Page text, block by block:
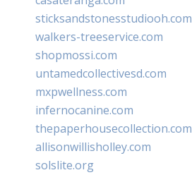
sticksandstonesstudiooh.com
walkers-treeservice.com
shopmossi.com
untamedcollectivesd.com
mxpwellness.com
infernocanine.com
thepaperhousecollection.com
allisonwillisholley.com
solslite.org